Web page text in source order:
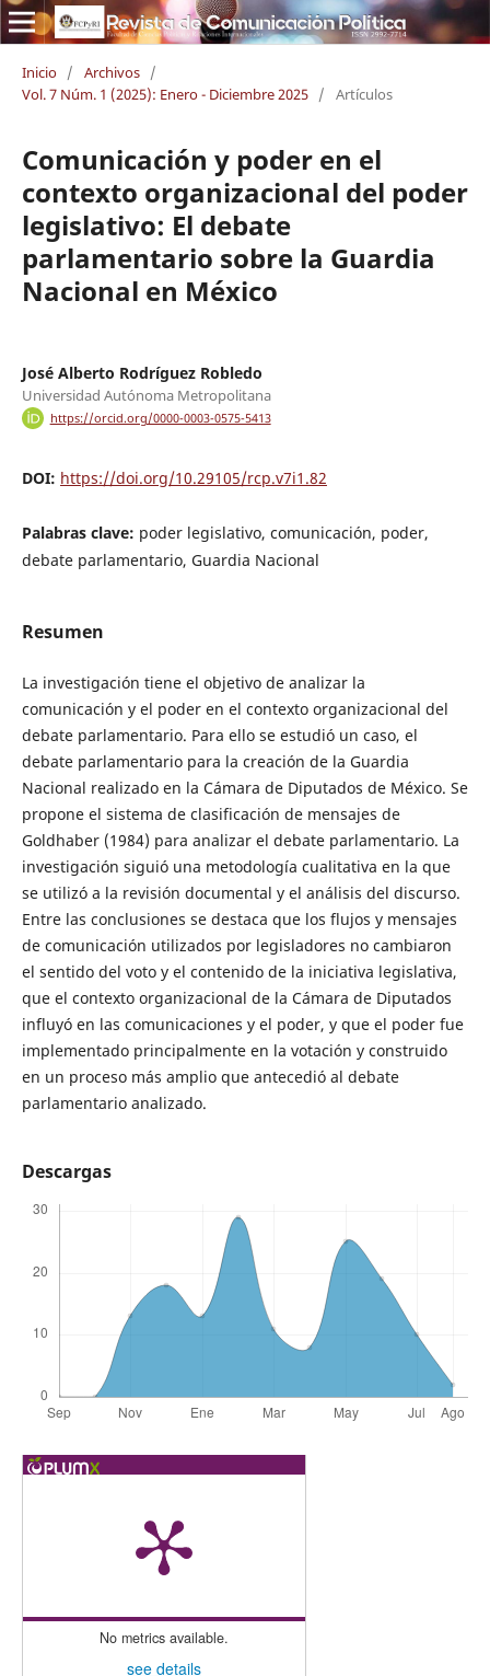
Inicio / Archivos /
Vol. 7 Núm. 1 (2025): Enero - Diciembre 2025 / Artículos
Comunicación y poder en el
contexto organizacional del poder
legislativo: El debate
parlamentario sobre la Guardia
Nacional en México
José Alberto Rodríguez Robledo
Universidad Autónoma Metropolitana
https://orcid.org/0000-0003-0575-5413
DOI: https://doi.org/10.29105/rcp.v7i1.82
Palabras clave: poder legislativo, comunicación, poder,
debate parlamentario, Guardia Nacional
Resumen
La investigación tiene el objetivo de analizar la
comunicación y el poder en el contexto organizacional del
debate parlamentario. Para ello se estudió un caso, el
debate parlamentario para la creación de la Guardia
Nacional realizado en la Cámara de Diputados de México. Se
propone el sistema de clasificación de mensajes de
Goldhaber (1984) para analizar el debate parlamentario. La
investigación siguió una metodología cualitativa en la que
se utilizó a la revisión documental y el análisis del discurso.
Entre las conclusiones se destaca que los flujos y mensajes
de comunicación utilizados por legisladores no cambiaron
el sentido del voto y el contenido de la iniciativa legislativa,
que el contexto organizacional de la Cámara de Diputados
influyó en las comunicaciones y el poder, y que el poder fue
implementado principalmente en la votación y construido
en un proceso más amplio que antecedió al debate
parlamentario analizado.
Descargas
No metrics available.
see details